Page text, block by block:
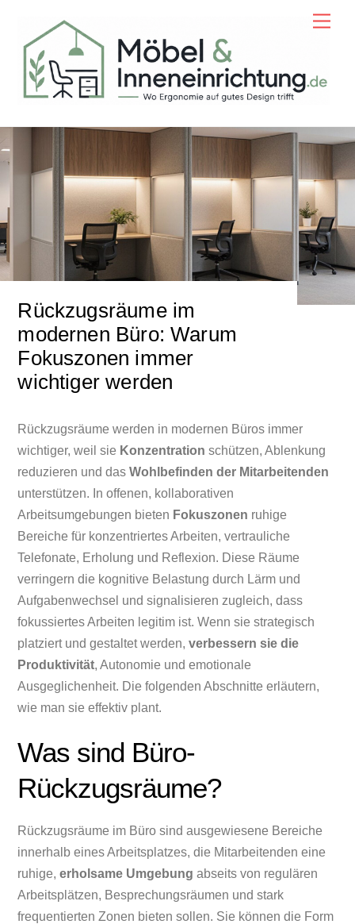
content
Rückzugsräume im
modernen Büro: Warum
Fokuszonen immer
wichtiger werden
Rückzugsräume werden in modernen Büros immer
wichtiger, weil sie Konzentration schützen, Ablenkung
reduzieren und dasWohlbefinden der Mitarbeitenden
unterstützen. In offenen, kollaborativen
Arbeitsumgebungen bieten Fokuszonen ruhige
Bereiche für konzentriertes Arbeiten, vertrauliche
Telefonate, Erholung und Reflexion. Diese Räume
verringern die kognitive Belastung durch Lärm und
Aufgabenwechsel und signalisieren zugleich, dass
fokussiertes Arbeiten legitim ist. Wenn sie strategisch
platziert und gestaltet werden,verbessern sie die
Produktivität, Autonomie und emotionale
Ausgeglichenheit. Die folgenden Abschnitte erläutern,
wie man sie effektiv plant.
Was sind Büro-
Rückzugsräume?
Rückzugsräume im Büro sind ausgewiesene Bereiche
innerhalb eines Arbeitsplatzes, die Mitarbeitenden eine
ruhige,erholsame Umgebung abseits von regulären
Arbeitsplätzen, Besprechungsräumen und stark
frequentierten Zonen bieten sollen. Sie können die Form